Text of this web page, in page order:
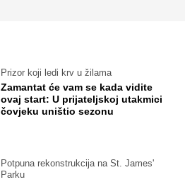
Prizor koji ledi krv u žilama
Zamantat će vam se kada vidite
ovaj start: U prijateljskoj utakmici
čovjeku uništio sezonu
Potpuna rekonstrukcija na St. James'
Parku